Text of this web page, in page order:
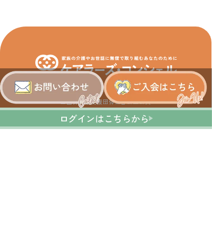
運営会社：株式会社ワーク＆ケアバランス研究所
全国介護者支援団体連合会正会員
利用規約 プライバシーポリシー
ログインはこちらから